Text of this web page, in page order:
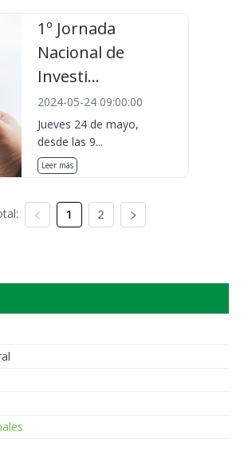
1º Jornada
Nacional de
Investi...
2024-05-24 09:00:00
Jueves 24 de mayo,
desde las 9...
Leer más
1 2